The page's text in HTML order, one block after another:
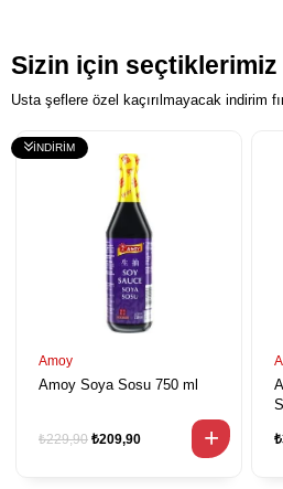
Sizin için seçtiklerimiz
Usta şeflere özel kaçırılmayacak indirim
Amoy
Amoy Soya Sosu 750 ml
₺209,90
₺229,90